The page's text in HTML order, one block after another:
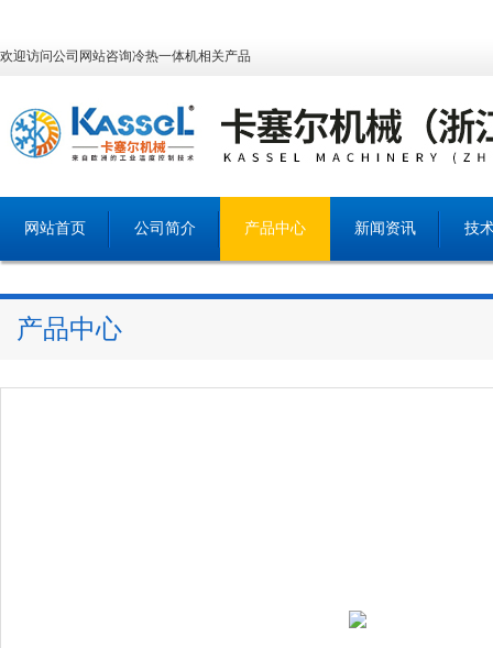
欢迎访问公司网站咨询冷热一体机相关产品
网站首页 公司简介 产品中心 新闻资讯 技
产品中心